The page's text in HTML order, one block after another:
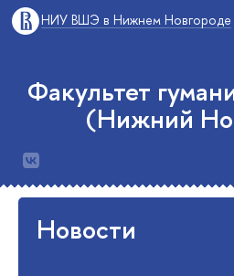
НИУ ВШЭ в Нижнем Новгороде
Факультет
(Нижний
Новости